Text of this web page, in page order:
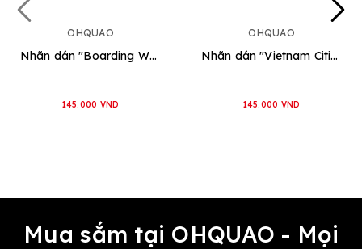
OHQUAO
Nhãn dán "Boarding World"
145.000 VND
OHQUAO
Nhãn dán "Vietnam Cities"
145.000 VND
Mua sắm tại OHQUAO - Mọi